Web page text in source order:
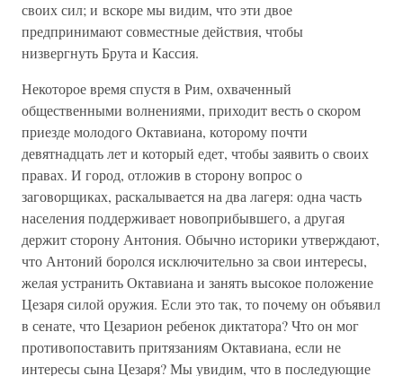
своих сил; и вскоре мы видим, что эти двое
предпринимают совместные действия, чтобы
низвергнуть Брута и Кассия.
Некоторое время спустя в Рим, охваченный
общественными волнениями, приходит весть о скором
приезде молодого Октавиана, которому почти
девятнадцать лет и который едет, чтобы заявить о своих
правах. И город, отложив в сторону вопрос о
заговорщиках, раскалывается на два лагеря: одна часть
населения поддерживает новоприбывшего, а другая
держит сторону Антония. Обычно историки утверждают,
что Антоний боролся исключительно за свои интересы,
желая устранить Октавиана и занять высокое положение
Цезаря силой оружия. Если это так, то почему он объявил
в сенате, что Цезарион ребенок диктатора? Что он мог
противопоставить притязаниям Октавиана, если не
интересы сына Цезаря? Мы увидим, что в последующие